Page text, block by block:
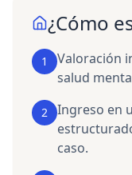
¿Cómo
1
Valoración
salud
2
Ingreso en
caso.